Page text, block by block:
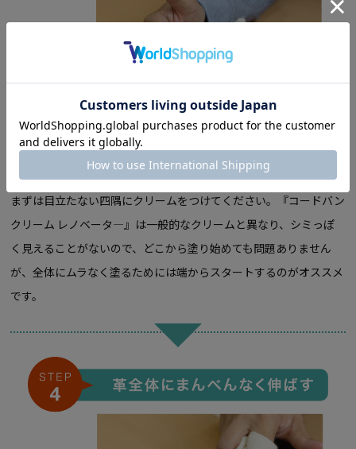
まずは目立たない四隅にクリームをつけてください。『コードバン
クリーム レノベータ―』は一般的なクリームと異なり、シミっぽ
く見えることがないので、どこから塗り始めても問題ありません
が、全体にムラなく塗るためには端からスタートするのがオススメ
です。